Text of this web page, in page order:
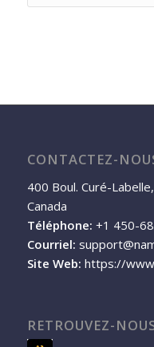
CONTACTEZ-
400 Boul. Curé-
Canada
Téléphone: +1 450-
Courriel:
Site Web: https://
RETROUVEZ-